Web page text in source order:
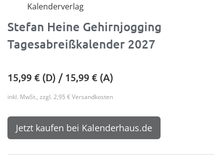
Kalenderverlag
Stefan Heine Gehirnjogging
Tagesabreißkalender 2027
15,99€ (D) / 15,99€ (A)
inkl. MwSt., zzgl. 2,95 € Versandkosten
Jetzt kaufen bei Kalenderhaus.de